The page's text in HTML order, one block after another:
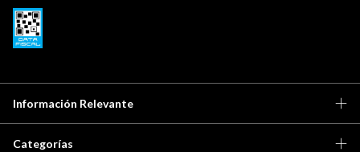
Información Relevante
Categorías